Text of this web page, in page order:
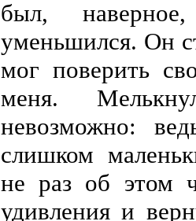
был,
уменьшился. Он
мог поверить
меня.
невозможно:
слишком
не раз об этом
удивления и